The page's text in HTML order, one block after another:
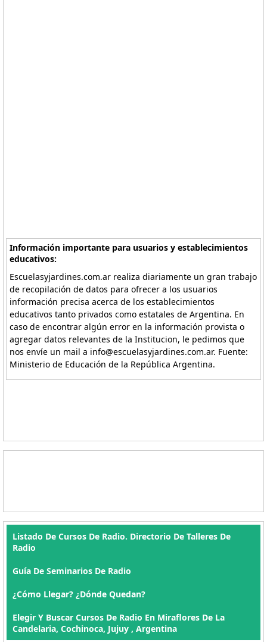
Información importante para usuarios y establecimientos
educativos:
Escuelasyjardines.com.ar realiza diariamente un gran trabajo
de recopilación de datos para ofrecer a los usuarios
información precisa acerca de los establecimientos
educativos tanto privados como estatales de Argentina. En
caso de encontrar algún error en la información provista o
agregar datos relevantes de la Institucion, le pedimos que
nos envíe un mail a info@escuelasyjardines.com.ar. Fuente:
Ministerio de Educación de la República Argentina.
Listado De Cursos De Radio. Directorio De Talleres De
Radio
Guía De Seminarios De Radio
¿Cómo Llegar? ¿Dónde Quedan?
Elegir Y Buscar Cursos De Radio En Miraflores De La
Candelaria, Cochinoca, Jujuy , Argentina